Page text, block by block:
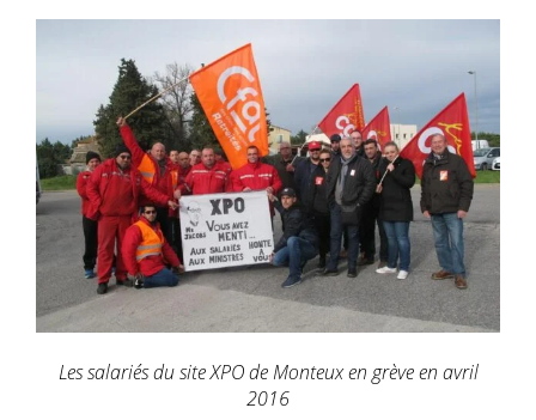
Les salariés du site XPO de Monteux en grève en avril
2016